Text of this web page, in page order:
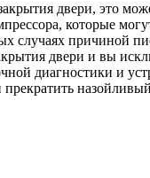
двери, это
которые
причиной
двери и вы
диагностики и